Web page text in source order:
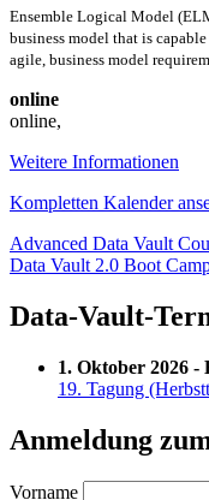
Ensemble Logical Model
business model that is
agile, business model
online
online,
Weitere Informationen
Kompletten Kalender
Advanced Data Vault
Data Vault 2.0 Boot
Data-Vault-
1. Oktober 2026 -
19. Tagung
Anmeldung
Vorname